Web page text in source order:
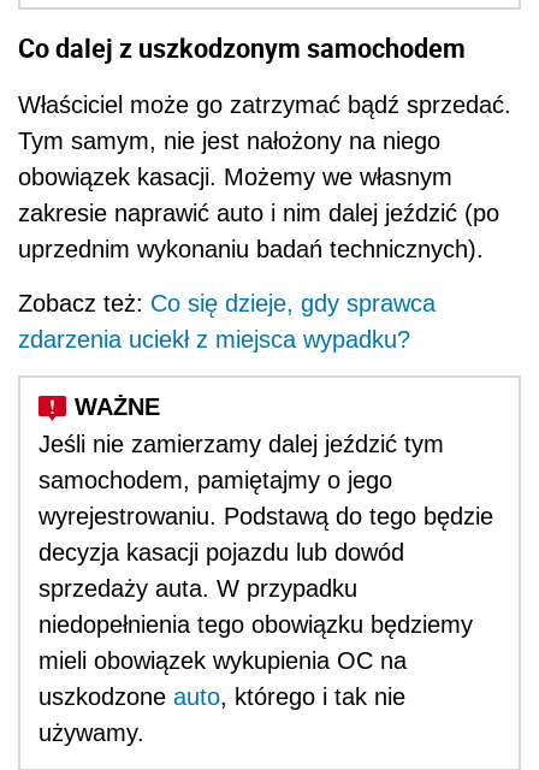
Co dalej z uszkodzonym samochodem
Właściciel może go zatrzymać bądź sprzedać.
Tym samym, nie jest nałożony na niego
obowiązek kasacji. Możemy we własnym
zakresie naprawić auto i nim dalej jeździć (po
uprzednim wykonaniu badań technicznych).
Zobacz też: Co się dzieje, gdy sprawca
zdarzenia uciekł z miejsca wypadku?
Jeśli nie zamierzamy dalej jeździć tym
samochodem, pamiętajmy o jego
wyrejestrowaniu. Podstawą do tego będzie
decyzja kasacji pojazdu lub dowód
sprzedaży auta. W przypadku
niedopełnienia tego obowiązku będziemy
mieli obowiązek wykupienia OC na
uszkodzone auto, którego i tak nie
używamy.